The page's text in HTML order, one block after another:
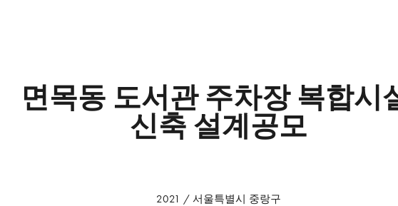
면목동 도서관 주차장 복합시
신축 설계공모
2021 / 서울특별시 중랑구